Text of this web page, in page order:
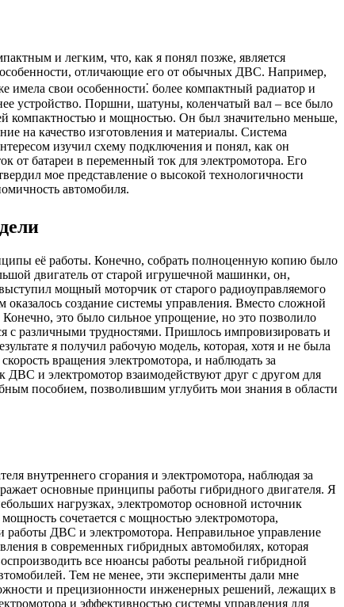
и легким, что, как я понял позже, является
отличающие его от обычных ДВС. Например,
имела свои особенности⁚ более компактный радиатор и
устройство. Поршни, шатуны, коленчатый вал – все было
компактностью и мощностью. Он был значительно меньше,
на качество изготовления и материалы. Система
изучил схему подключения и понял, как он
от батареи в переменный ток для электромотора. Его
мое представление о высокой технологичности
автомобиля.
её работы. Конечно, собрать полноценную копию было
двигатель от старой игрушечной машинки, он,
мощный моторчик от старого радиоуправляемого
создание системы управления. Вместо сложной
это было сильное упрощение, но это позволило
с различными трудностями. Пришлось импровизировать и
я получил рабочую модель, которая, хотя и не была
вращения электромотора, и наблюдать за
и электромотор взаимодействуют друг с другом для
пособием, позволившим углубить мои знания в области
внутреннего сгорания и электромотора, наблюдая за
основные принципы работы гибридного двигателя. Я
нагрузках, электромотор основной источник
сочетается с мощностью электромотора,
работы ДВС и электромотора. Неправильное управление
в современных гибридных автомобилях, которая
все нюансы работы реальной гибридной
Тем не менее, эти эксперименты дали мне
и прецизионности инженерных решений, лежащих в
и эффективностью системы управления для